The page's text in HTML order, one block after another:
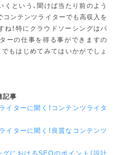
という、聞けば当たり前のよう
ンテンツライターでも高収入を
ね！特にクラウドソーシングはパ
ーの仕事を得る事ができますの
もはじめてみてはいかがでしょ
記事
イターに聞く！コンテンツライタ
イターに聞く！良質なコンテンツ
におけるSEOのポイント（設計